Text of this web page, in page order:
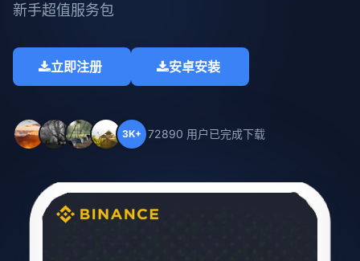
新手超值服务包​
立即注册 安卓安装
3K+ 72890 用户已完成下载